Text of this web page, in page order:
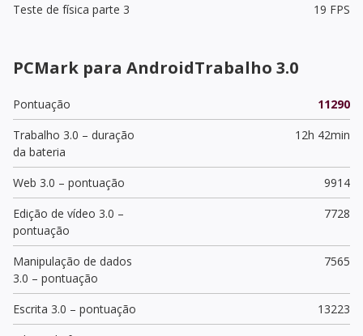
Teste de física parte 3
19 FPS
PCMark para AndroidTrabalho 3.0
Pontuação
11290
Trabalho 3.0 – duração
da bateria
12h 42min
Web 3.0 – pontuação
9914
Edição de vídeo 3.0 –
pontuação
7728
Manipulação de dados
3.0 – pontuação
7565
Escrita 3.0 – pontuação
13223